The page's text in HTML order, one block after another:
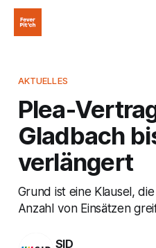
AKTUELLES
Plea-
Gladbach
verlängert
Grund ist eine Klausel,
Anzahl von Einsätzen
SID